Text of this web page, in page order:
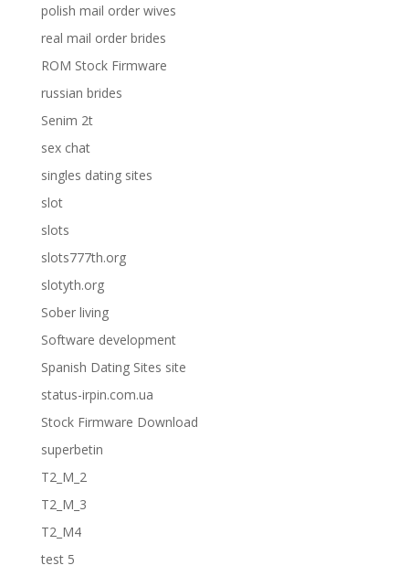
polish mail order wives
real mail order brides
ROM Stock Firmware
russian brides
Senim 2t
sex chat
singles dating sites
slot
slots
slots777th.org
slotyth.org
Sober living
Software development
Spanish Dating Sites site
status-irpin.com.ua
Stock Firmware Download
superbetin
T2_M_2
T2_M_3
T2_M4
test 5